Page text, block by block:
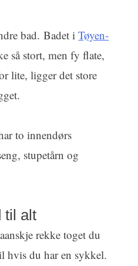
bad. Badet iTøyen-
så stort, men fy flate,
lite, ligger det store
to innendørs
stupetårn og
til alt
rekke toget du
hvis du har en sykkel.